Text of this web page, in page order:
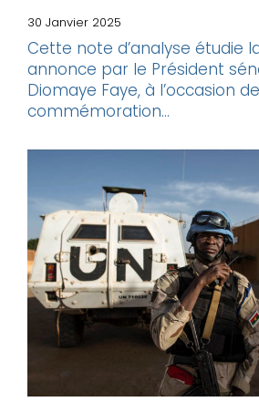
30 Janvier 2025
Cette note d’analyse étudie
annonce par le Président
Diomaye Faye, à l’occasion
commémoration...